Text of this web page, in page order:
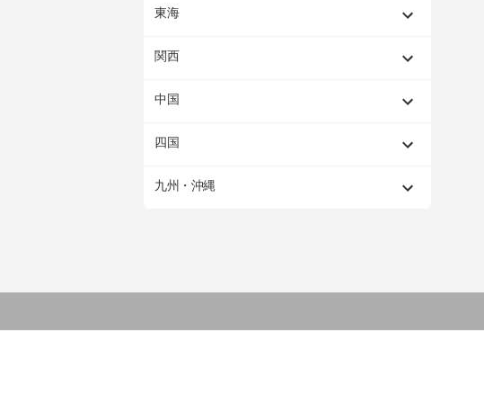
東海
関西
中国
四国
九州・沖縄